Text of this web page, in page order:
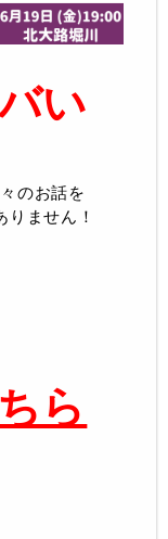
い
のお話を
ません！
ら